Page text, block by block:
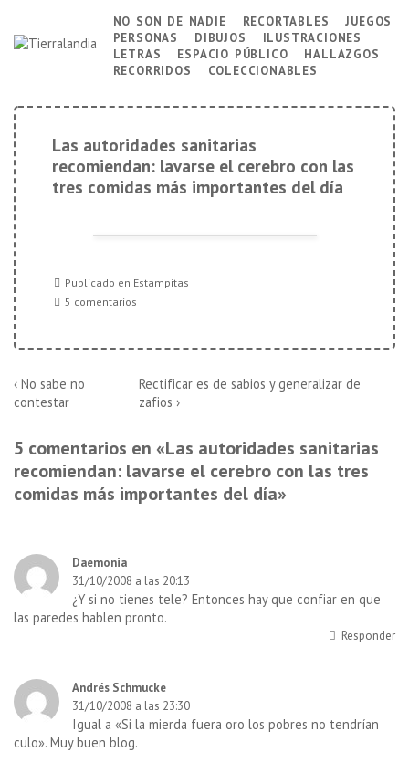
Saltar
Navegación
principal
no son de nadie recortables juegos
personas dibujos ilustraciones
letras espacio público hallazgos
recorridos coleccionables
Las autoridades sanitarias
recomiendan: lavarse el cerebro con las
tres comidas más importantes del día
Publicado en Estampitas
5 comentarios
Navegación
entradas
La
entrada
es
‹ No sabe no
contestar
La
entrada
Rectificar es de sabios y generalizar de
zafios ›
5 comentarios en «Las autoridades sanitarias
recomiendan: lavarse el cerebro con las tres
comidas más importantes del día»
Daemonia
31/10/2008 a las 20:13
¿Y si no tienes tele? Entonces hay que confiar en que
las paredes hablen pronto.
Responder
Andrés Schmucke
31/10/2008 a las 23:30
Igual a «Si la mierda fuera oro los pobres no tendrían
culo». Muy buen blog.